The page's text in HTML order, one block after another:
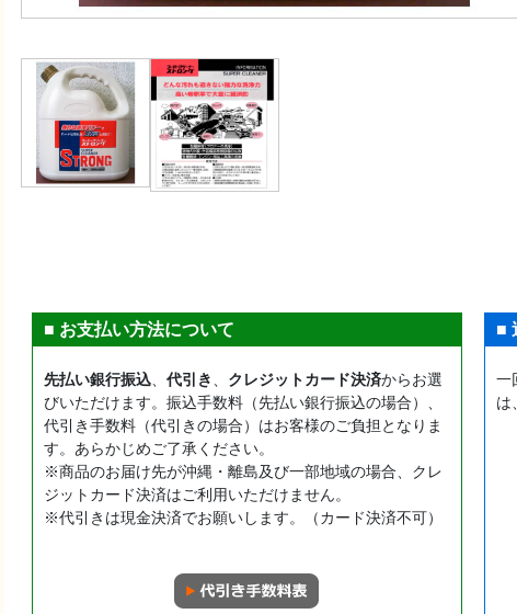
■ お支払い方法について
先払い銀行振込、 代引き、 クレジットカード決済からお選
びいただけます。振込手数料（先払い銀行振込の場合）、
代引き手数料（代引きの場合）はお客様のご負担となりま
す。あらかじめご了承ください。
※商品のお届け先が沖縄・離島及び一部地域の場合、クレ
ジットカード決済はご利用いただけません。
※代引きは現金決済でお願いします。（カード決済不可）
■
一
は